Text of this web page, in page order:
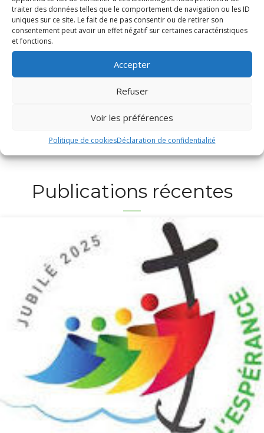
traiter des données telles que le comportement de navigation ou les ID
uniques sur ce site. Le fait de ne pas consentir ou de retirer son
consentement peut avoir un effet négatif sur certaines caractéristiques
et fonctions.
Accepter
Refuser
Voir les préférences
Politique de cookiesDéclaration de confidentialité
par le Diocèse de Fréjus-Toulon
Vous aussi, faites grandir l’Église. Donnez
au Denier.
Publications récentes